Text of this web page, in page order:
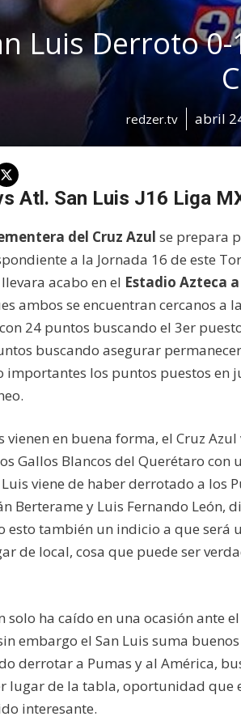
Luis Derroto 0-
redzer.tv abril
Atl. San Luis J16 Liga
del Cruz Azul se prepara
a la Jornada 16 de este
acabo en el Estadio Azteca
ambos se encuentran cercanos a
24 puntos buscando el 3er
buscando asegurar
importantes los puntos puestos
vienen en buena forma, el Cruz
Gallos Blancos del Querétaro
viene de haber derrotado a los
Berterame y Luis Fernando León,
esto también un indicio a que
de local, cosa que puede ser
solo ha caído en una ocasión ante
embargo el San Luis suma
derrotar a Pumas y al América,
lugar de la tabla, oportunidad que
interesante.